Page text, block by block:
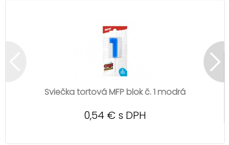
Sviečka tortová MFP blok č. 1 modrá
0,54 € s DPH